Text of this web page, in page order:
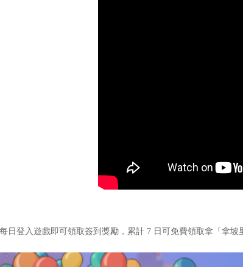
登入遊戲即可領取簽到獎勵，累計 7 日可免費領取拿「拿坡